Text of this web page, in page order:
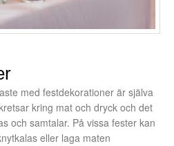
med festdekorationer är själva
kring mat och dryck och det
och samtalar. På vissa fester kan
eller laga maten